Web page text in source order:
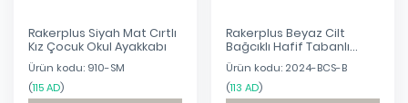
Rakerplus Siyah Mat Cırtlı
Kız Çocuk Okul Ayakkabı
Ürün kodu: 910-SM
(115 AD)
Rakerplus Beyaz Cilt
Bağcıklı Hafif Tabanlı
Çocuk Spor Ayakkabı
Ürün kodu: 2024-BCS-B
(113 AD)